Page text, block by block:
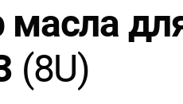
масла
(8U)